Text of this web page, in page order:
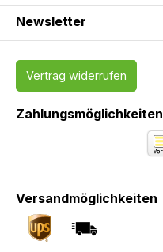
Newsletter
Vertrag widerrufen
Zahlungsmöglichkeiten
Versandmöglichkeiten